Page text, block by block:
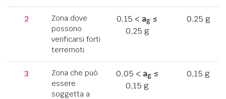
2
Zona dove
possono
verificarsi forti
terremoti.
0,15 < ag ≤
0,25 g
0,25 g
3
Zona che può
essere
soggetta a
0,05 < ag≤
0,15 g
0,15 g